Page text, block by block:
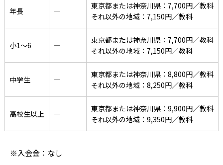
年長 ―
東京都または神奈川県：7,700円／教科
それ以外の地域：7,150円／教科
小1〜6 ―
東京都または神奈川県：7,700円／教科
それ以外の地域：7,150円／教科
中学生 ―
東京都または神奈川県：8,800円／教科
それ以外の地域：8,250円／教科
高校生以上 ―
東京都または神奈川県：9,900円／教科
それ以外の地域：9,350円／教科
※入会金：なし